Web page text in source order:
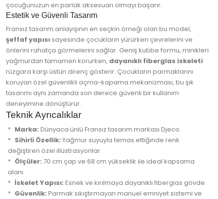
çocuğunuzun en parlak aksesuarı olmayı başarır.
Estetik ve Güvenli Tasarım
Fransız tasarım anlayışının en seçkin örneği olan bu model,
şeffaf yapısı sayesinde çocukların yürürken çevrelerini ve
önlerini rahatça görmelerini sağlar. Geniş kubbe formu, minikleri
yağmurdan tamamen korurken, dayanıklı fiberglas iskeleti
rüzgara karşı üstün direnç gösterir. Çocukların parmaklarını
koruyan özel güvenlikli açma-kapama mekanizması, bu şık
tasarımı aynı zamanda son derece güvenli bir kullanım
deneyimine dönüştürür.
Teknik Ayrıcalıklar
Marka: Dünyaca ünlü Fransız tasarım markası Djeco.
Sihirli Özellik: Yağmur suyuyla temas ettiğinde renk
değiştiren özel illüstrasyonlar.
Ölçüler: 70 cm çap ve 68 cm yükseklik ile ideal kapsama
alanı.
İskelet Yapısı: Esnek ve kırılmaya dayanıklı fiberglas gövde.
Güvenlik: Parmak sıkıştırmayan manuel emniyet sistemi ve